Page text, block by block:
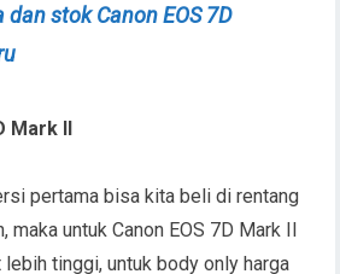
dan stok Canon EOS 7D
Mark II
pertama bisa kita beli di rentang
maka untuk Canon EOS 7D Mark II
tinggi, untuk body only harga